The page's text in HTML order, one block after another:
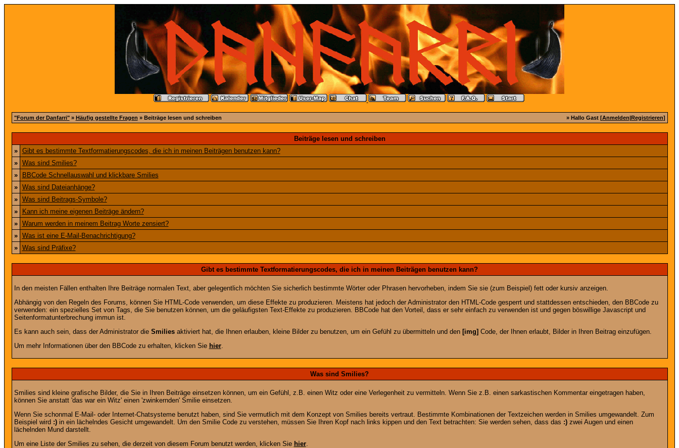
"Forum der Danfarri"» Häufig gestellte Fragen » Beiträge lesen und schreiben » Hallo Gast [Anmelden|Registrieren]
Beiträge lesen und schreiben
»
Gibt es bestimmte Textformatierungscodes, die ich in meinen Beiträgen benutzen kann?
»
Was sind Smilies?
»
BBCode Schnellauswahl und klickbare Smilies
»
Was sind Dateianhänge?
»
Was sind Beitrags-Symbole?
»
Kann ich meine eigenen Beiträge ändern?
»
Warum werden in meinem Beitrag Worte zensiert?
»
Was ist eine E-Mail-Benachrichtigung?
»
Was sind Präfixe?
Gibt es bestimmte Textformatierungscodes, die ich in meinen Beiträgen benutzen kann?
In den meisten Fällen enthalten Ihre Beiträge normalen Text, aber gelegentlich möchten Sie sicherlich bestimmte Wörter oder Phrasen hervorheben, indem Sie sie (zum Beispiel) fett oder kursiv anzeigen.
Abhängig von den Regeln des Forums, können Sie HTML-Code verwenden, um diese Effekte zu produzieren. Meistens hat jedoch der Administrator den HTML-Code gesperrt und stattdessen entschieden, den BBCode zu
verwenden: ein spezielles Set von Tags, die Sie benutzen können, um die geläufigsten Text-Effekte zu produzieren. BBCode hat den Vorteil, dass er sehr einfach zu verwenden ist und gegen böswillige Javascript und
Seitenformatunterbrechung immun ist.
Es kann auch sein, dass der Administrator die Smiliesaktiviert hat, die Ihnen erlauben, kleine Bilder zu benutzen, um ein Gefühl zu übermitteln und den [img] Code, der Ihnen erlaubt, Bilder in Ihren Beitrag einzufügen.
Um mehr Informationen über den BBCode zu erhalten, klicken Sie hier.
Was sind Smilies?
Smilies sind kleine grafische Bilder, die Sie in Ihren Beiträge einsetzen können, um ein Gefühl, z.B. einen Witz oder eine Verlegenheit zu vermitteln. Wenn Sie z.B. einen sarkastischen Kommentar eingetragen haben,
können Sie anstatt 'das war ein Witz' einen 'zwinkernden' Smilie einsetzen.
Wenn Sie schonmal E-Mail- oder Internet-Chatsysteme benutzt haben, sind Sie vermutlich mit dem Konzept von Smilies bereits vertraut. Bestimmte Kombinationen der Textzeichen werden in Smilies umgewandelt. Zum
Beispiel wird :)in ein lächelndes Gesicht umgewandelt. Um den Smilie Code zu verstehen, müssen Sie Ihren Kopf nach links kippen und den Text betrachten: Sie werden sehen, dass das :)zwei Augen und einen
lächelnden Mund darstellt.
Um eine Liste der Smilies zu sehen, die derzeit von diesem Forum benutzt werden, klicken Sie hier.